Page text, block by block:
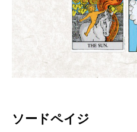
ソードペイジ